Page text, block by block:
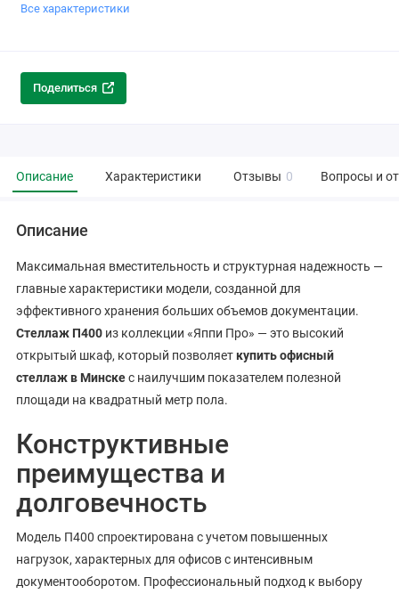
Все характеристики
Поделиться
Описание Характеристики Отзывы 0 Вопросы и
Описание
Максимальная вместительность и структурная надежность —
главные характеристики модели, созданной для
эффективного хранения больших объемов документации.
Стеллаж П400 из коллекции «Яппи Про» — это высокий
открытый шкаф, который позволяет купить офисный
стеллаж в Минскес наилучшим показателем полезной
площади на квадратный метр пола.
Конструктивные
преимущества и
долговечность
Модель П400 спроектирована с учетом повышенных
нагрузок, характерных для офисов с интенсивным
документооборотом. Профессиональный подход к выбору